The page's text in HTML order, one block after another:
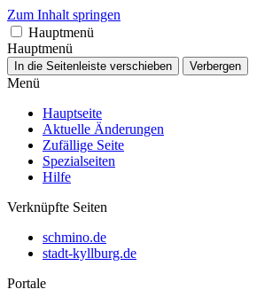
Zum Inhalt springen
Hauptmenü
Hauptmenü
In die Seitenleiste verschieben Verbergen
Menü
Hauptseite
Aktuelle Änderungen
Zufällige Seite
Spezialseiten
Hilfe
Verknüpfte Seiten
schmino.de
stadt-kyllburg.de
Portale